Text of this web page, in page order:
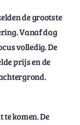
de grootste
Vanaf dag
volledig. De
prijs en de
komen. De